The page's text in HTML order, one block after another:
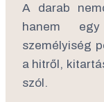
A darab
hanem
személyiség
a hitről,
szól.